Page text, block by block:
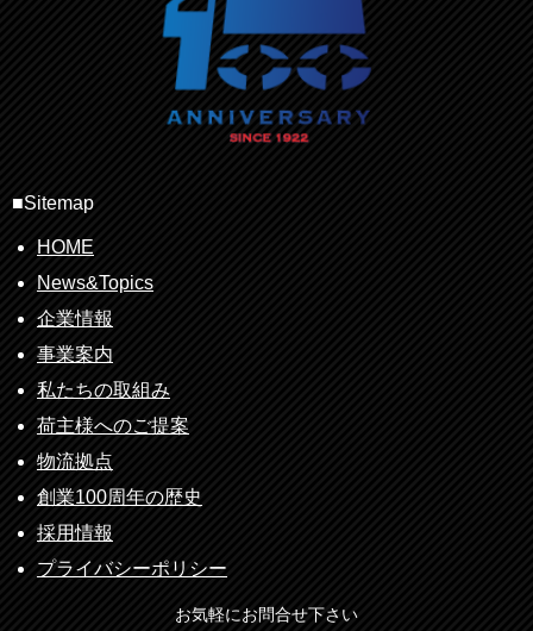
■Sitemap
HOME
News&Topics
企業情報
事業案内
私たちの取組み
荷主様へのご提案
物流拠点
創業100周年の歴史
採用情報
プライバシーポリシー
お気軽にお問合せ下さい